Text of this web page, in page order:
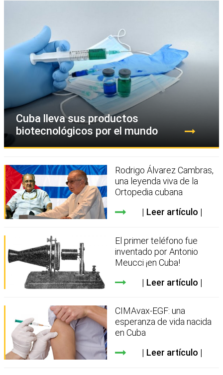
Cuba lleva sus productos
biotecnológicos por el mundo
Rodrigo Álvarez Cambras,
una leyenda viva de la
Ortopedia cubana
Leer artículo
El primer teléfono fue
inventado por Antonio
Meucci ¡en Cuba!
Leer artículo
CIMAvax-EGF: una
esperanza de vida nacida
en Cuba
Leer artículo